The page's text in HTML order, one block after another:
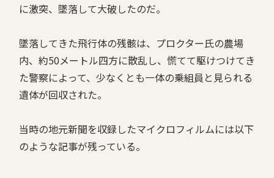
に激突、墜落して大破したのだ。
墜落してきた飛行体の残骸は、プロクター氏の農場
内、約50メートル四方に散乱し、慌てて駆けつけてき
た警察によって、少なくとも一体の乗組員と見られる
遺体が回収された。
当時の地元新聞を収録したマイクロフィルムには以下
のような記事が残っている。